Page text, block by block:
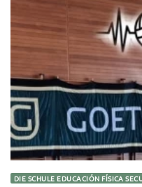
DIE SCHULE EDUCACIÓN FÍSICA